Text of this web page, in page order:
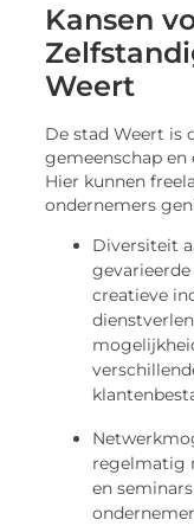
Kansen
Weert
De stad Weert is
gemeenschap
Hier kunnen
ondernemers
Diversiteit
creatieve
regelmatig
en